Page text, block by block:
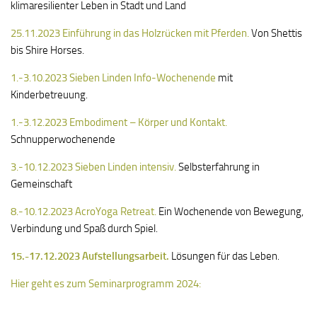
klimaresilienter Leben in Stadt und Land
25.11.2023 Einführung in das Holzrücken mit Pferden.Von Shettis
bis Shire Horses.
1.-3.10.2023 Sieben Linden Info-Wochenende mit
Kinderbetreuung.
1.-3.12.2023 Embodiment – Körper und Kontakt.
Schnupperwochenende
3.-10.12.2023 Sieben Linden intensiv.Selbsterfahrung in
Gemeinschaft
8.-10.12.2023 AcroYoga Retreat. Ein Wochenende von Bewegung,
Verbindung und Spaß durch Spiel.
15.-17.12.2023 Aufstellungsarbeit. Lösungen für das Leben.
Hier geht es zum Seminarprogramm 2024: